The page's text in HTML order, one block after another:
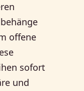
offene
sofort
und